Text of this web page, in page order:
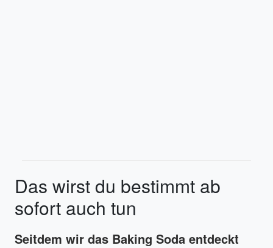
Das wirst du bestimmt ab
sofort auch tun
Seitdem wir das Baking Soda entdeckt